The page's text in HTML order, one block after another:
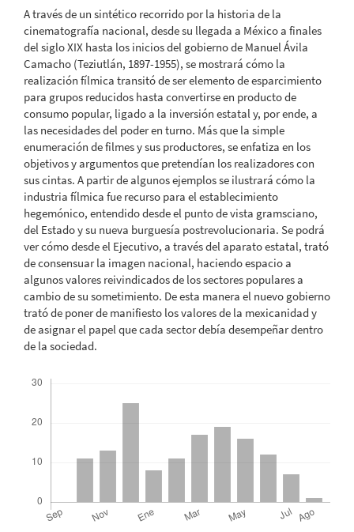
A través de un sintético recorrido por la historia de la
cinematografía nacional, desde su llegada a México a finales
del siglo XIX hasta los inicios del gobierno de Manuel Ávila
Camacho (Teziutlán, 1897-1955), se mostrará cómo la
realización fílmica transitó de ser elemento de esparcimiento
para grupos reducidos hasta convertirse en producto de
consumo popular, ligado a la inversión estatal y, por ende, a
las necesidades del poder en turno. Más que la simple
enumeración de filmes y sus productores, se enfatiza en los
objetivos y argumentos que pretendían los realizadores con
sus cintas. A partir de algunos ejemplos se ilustrará cómo la
industria fílmica fue recurso para el establecimiento
hegemónico, entendido desde el punto de vista gramsciano,
del Estado y su nueva burguesía postrevolucionaria. Se podrá
ver cómo desde el Ejecutivo, a través del aparato estatal, trató
de consensuar la imagen nacional, haciendo espacio a
algunos valores reivindicados de los sectores populares a
cambio de su sometimiento. De esta manera el nuevo gobierno
trató de poner de manifiesto los valores de la mexicanidad y
de asignar el papel que cada sector debía desempeñar dentro
de la sociedad.